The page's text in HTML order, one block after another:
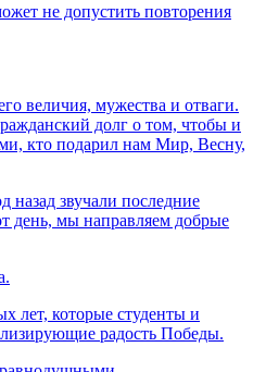
не допустить повторения
величия, мужества и отваги.
долг о том, чтобы и
кто подарил нам Мир, Весну,
звучали последние
день, мы направляем добрые
лет, которые студенты и
радость Победы.